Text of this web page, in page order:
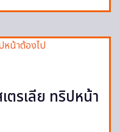
ตรเลีย ทริปหน้า